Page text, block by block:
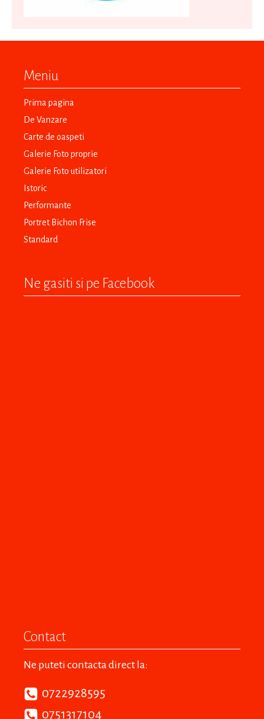
Meniu
Prima pagina
De Vanzare
Carte de oaspeti
Galerie Foto proprie
Galerie Foto utilizatori
Istoric
Performante
Portret Bichon Frise
Standard
Ne gasiti si pe Facebook
Contact
Ne puteti contacta direct la:
0722928595
0751317104